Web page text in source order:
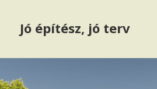
Jó építész, jó terv